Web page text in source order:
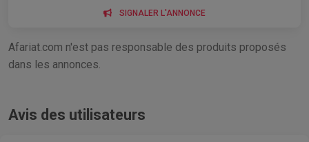
SIGNALER L'ANNONCE
Afariat.com n'est pas responsable des produits proposés
dans les annonces.
Avis des utilisateurs